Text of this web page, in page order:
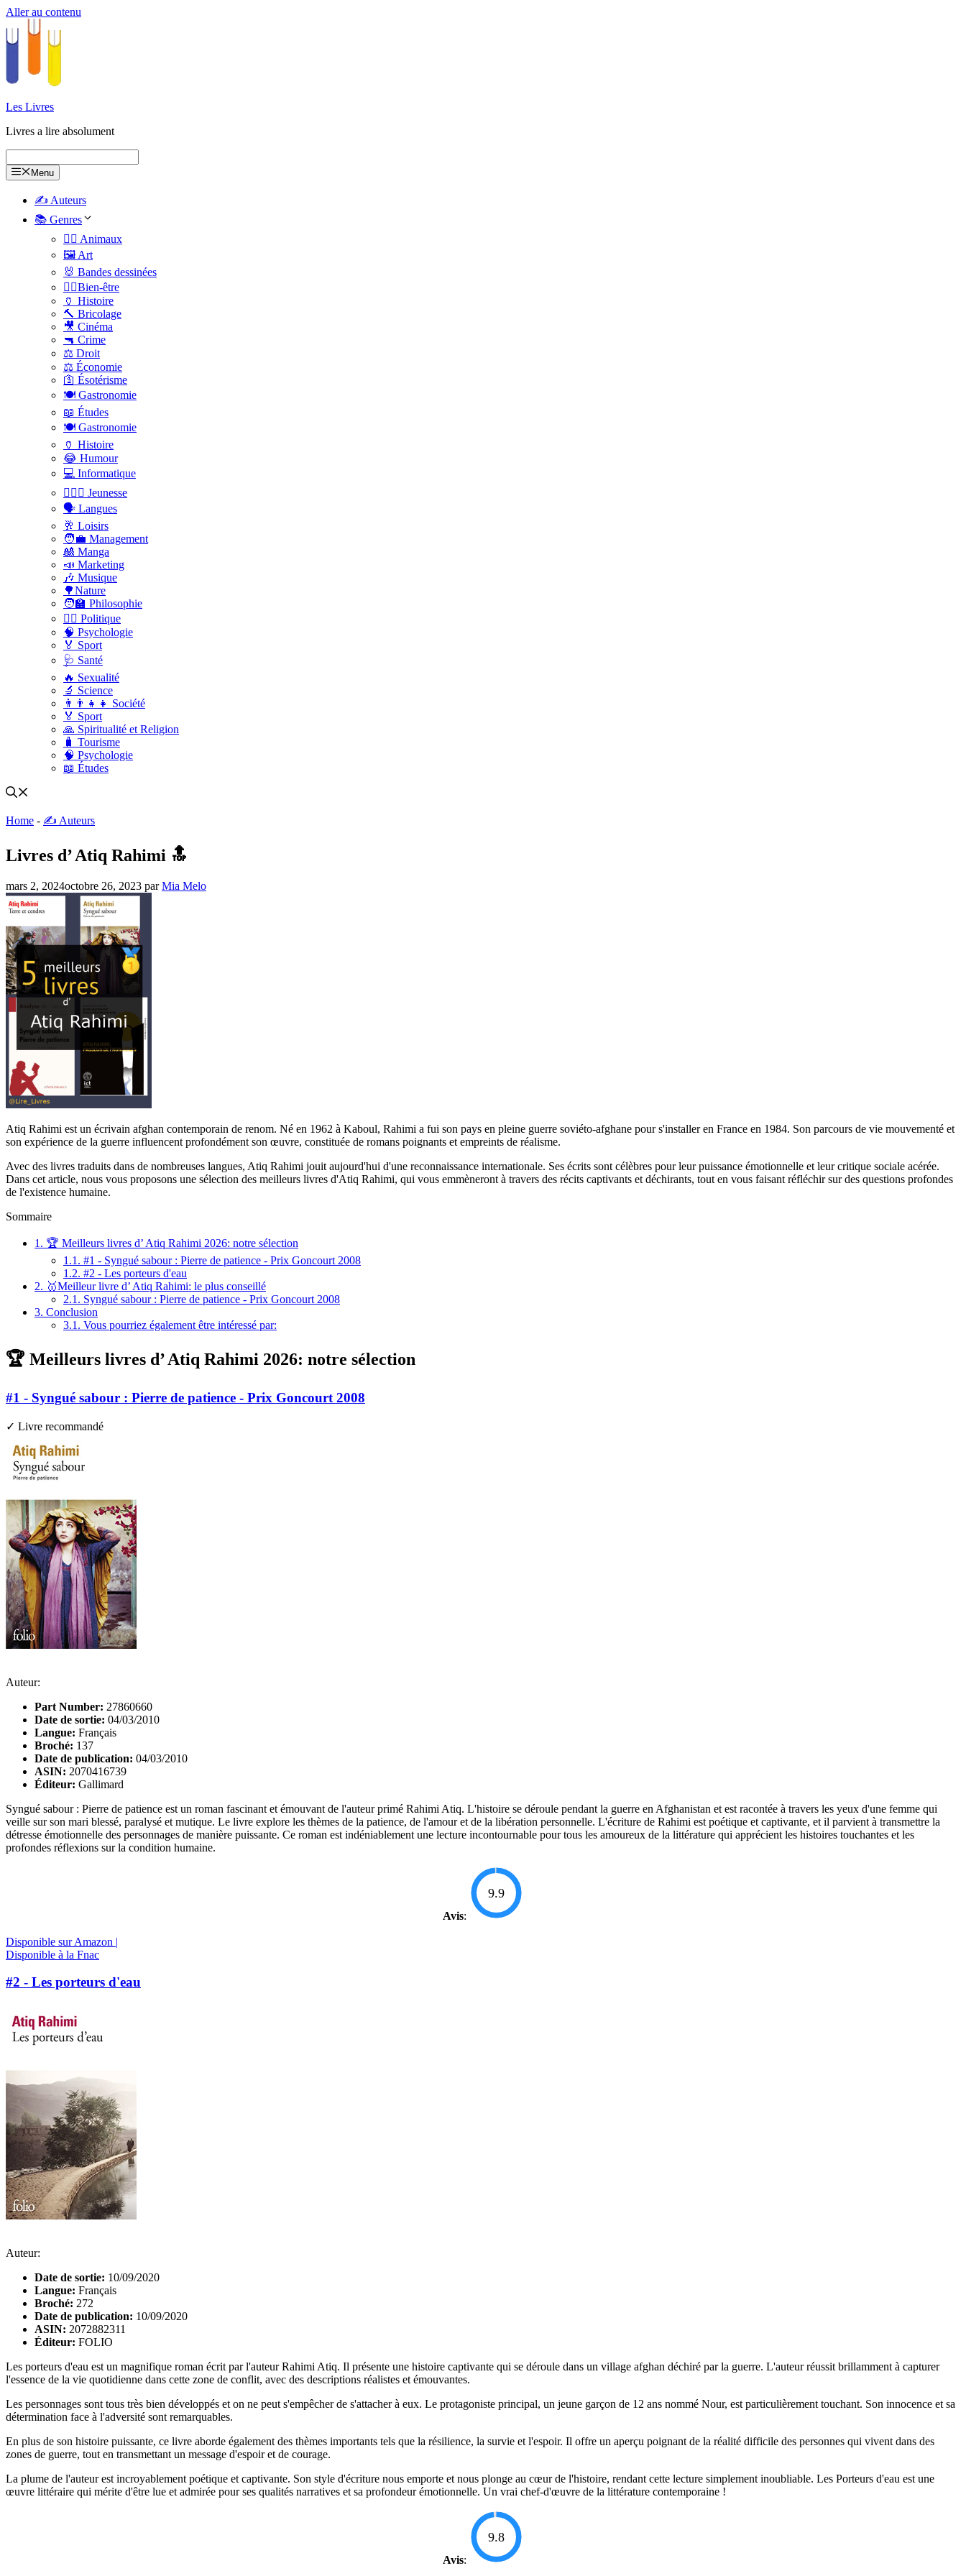
Aller au contenu
Les Livres
Livres a lire absolument
Menu
✍️ Auteurs
📚 Genres
🐕‍🦺 Animaux
🖼️ Art
🐰 Bandes dessinées
🧑‍⚕️Bien-être
🏺 Histoire
🔨 Bricolage
🎥 Cinéma
🔫 Crime
⚖️ Droit
⚖️ Économie
🛐 Ésotérisme
🍽️ Gastronomie
📖 Études
🍽️ Gastronomie
🏺 Histoire
😂 Humour
💻 Informatique
🤸🏽‍♀️ Jeunesse
🗣 Langues
🥂 Loisirs
🧑‍💼 Management
🎎 Manga
📣 Marketing
🎶 Musique
🌳Nature
🧑‍🏫 Philosophie
👨‍⚖️ Politique
🧠 Psychologie
🏅 Sport
🩺 Santé
🔥 Sexualité
🔬 Science
👨‍👨‍👧‍👧 Société
🏅 Sport
🙏 Spiritualité et Religion
🧳 Tourisme
🧠 Psychologie
📖 Études
Home - ✍️ Auteurs
Livres d’ Atiq Rahimi 🔝
mars 2, 2024octobre 26, 2023 parMia Melo
Atiq Rahimi est un écrivain afghan contemporain de renom. Né en 1962 à Kaboul, Rahimi a fui son pays en pleine guerre soviéto-afghane pour s'installer en France en 1984. Son parcours de vie mouvementé et
son expérience de la guerre influencent profondément son œuvre, constituée de romans poignants et empreints de réalisme.
Avec des livres traduits dans de nombreuses langues, Atiq Rahimi jouit aujourd'hui d'une reconnaissance internationale. Ses écrits sont célèbres pour leur puissance émotionnelle et leur critique sociale acérée.
Dans cet article, nous vous proposons une sélection des meilleurs livres d'Atiq Rahimi, qui vous emmèneront à travers des récits captivants et déchirants, tout en vous faisant réfléchir sur des questions profondes
de l'existence humaine.
Sommaire
1. 🏆 Meilleurs livres d’ Atiq Rahimi 2026: notre sélection
1.1. #1 - Syngué sabour : Pierre de patience - Prix Goncourt 2008
1.2. #2 - Les porteurs d'eau
2. 🥇Meilleur livre d’ Atiq Rahimi: le plus conseillé
2.1. Syngué sabour : Pierre de patience - Prix Goncourt 2008
3. Conclusion
3.1. Vous pourriez également être intéressé par:
🏆 Meilleurs livres d’ Atiq Rahimi 2026: notre sélection
#1 - Syngué sabour : Pierre de patience - Prix Goncourt 2008
✓ Livre recommandé
Auteur:
Part Number: 27860660
Date de sortie: 04/03/2010
Langue: Français
Broché: 137
Date de publication: 04/03/2010
ASIN: 2070416739
Éditeur: Gallimard
Syngué sabour : Pierre de patience est un roman fascinant et émouvant de l'auteur primé Rahimi Atiq. L'histoire se déroule pendant la guerre en Afghanistan et est racontée à travers les yeux d'une femme qui
veille sur son mari blessé, paralysé et mutique. Le livre explore les thèmes de la patience, de l'amour et de la libération personnelle. L'écriture de Rahimi est poétique et captivante, et il parvient à transmettre la
détresse émotionnelle des personnages de manière puissante. Ce roman est indéniablement une lecture incontournable pour tous les amoureux de la littérature qui apprécient les histoires touchantes et les
profondes réflexions sur la condition humaine.
Avis:
9.9
Disponible sur Amazon |
Disponible à la Fnac
#2 - Les porteurs d'eau
Auteur:
Date de sortie: 10/09/2020
Langue: Français
Broché: 272
Date de publication: 10/09/2020
ASIN: 2072882311
Éditeur: FOLIO
Les porteurs d'eau est un magnifique roman écrit par l'auteur Rahimi Atiq. Il présente une histoire captivante qui se déroule dans un village afghan déchiré par la guerre. L'auteur réussit brillamment à capturer
l'essence de la vie quotidienne dans cette zone de conflit, avec des descriptions réalistes et émouvantes.
Les personnages sont tous très bien développés et on ne peut s'empêcher de s'attacher à eux. Le protagoniste principal, un jeune garçon de 12 ans nommé Nour, est particulièrement touchant. Son innocence et sa
détermination face à l'adversité sont remarquables.
En plus de son histoire puissante, ce livre aborde également des thèmes importants tels que la résilience, la survie et l'espoir. Il offre un aperçu poignant de la réalité difficile des personnes qui vivent dans des
zones de guerre, tout en transmettant un message d'espoir et de courage.
La plume de l'auteur est incroyablement poétique et captivante. Son style d'écriture nous emporte et nous plonge au cœur de l'histoire, rendant cette lecture simplement inoubliable. Les Porteurs d'eau est une
œuvre littéraire qui mérite d'être lue et admirée pour ses qualités narratives et sa profondeur émotionnelle. Un vrai chef-d'œuvre de la littérature contemporaine !
Avis:
9.8